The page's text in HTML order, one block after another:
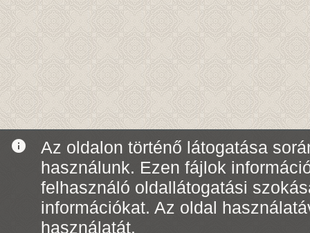
info
Az oldalon történő látogatása
használunk. Ezen fájlok
felhasználó oldallátogatási
információkat. Az oldal
használatát.